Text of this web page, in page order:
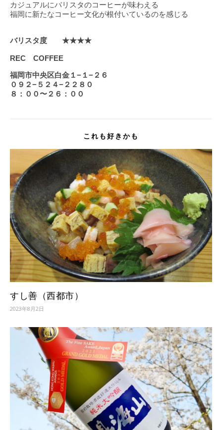
カジュアルにバリスタのコーヒーが味わえる
福岡に新たなコーヒー文化が根付いているのを感じる
バリスタ度 ★★★★
REC COFFEE
福岡市中央区白金１−１−２６
０９２−５２４−２２８０
８：００〜２６：００
これも好きかも
すし善（西都市）
2023年8月2日